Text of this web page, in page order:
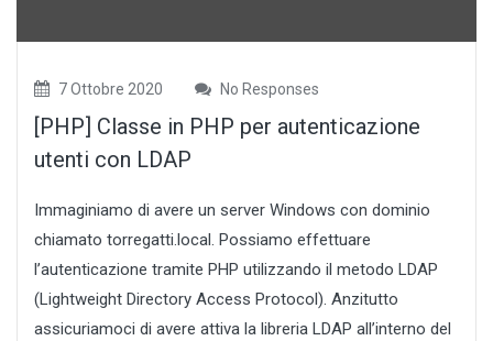
7 Ottobre 2020 No Responses
[PHP] Classe in PHP per autenticazione
utenti con LDAP
Immaginiamo di avere un server Windows con dominio
chiamato torregatti.local. Possiamo effettuare
l’autenticazione tramite PHP utilizzando il metodo LDAP
(Lightweight Directory Access Protocol). Anzitutto
assicuriamoci di avere attiva la libreria LDAP all’interno del